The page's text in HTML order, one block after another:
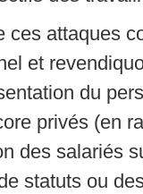
ces attaques
et
du
privés (en
des salariés
statuts ou